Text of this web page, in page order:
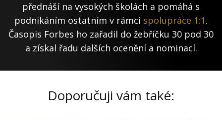
přednáší na vysokých školách a pomáhá s
podnikáním ostatním v rámci spolupráce 1:1.
Časopis Forbes ho zařadil do žebříčku 30 pod 30
a získal řadu dalších ocenění a nominací.
Doporučuji vám také: